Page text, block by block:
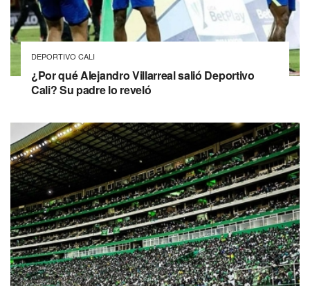
DEPORTIVO CALI
¿Por qué Alejandro Villarreal salió Deportivo
Cali? Su padre lo reveló